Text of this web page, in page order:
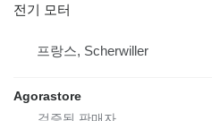
전기 모터
프랑스, Scherwiller
Agorastore